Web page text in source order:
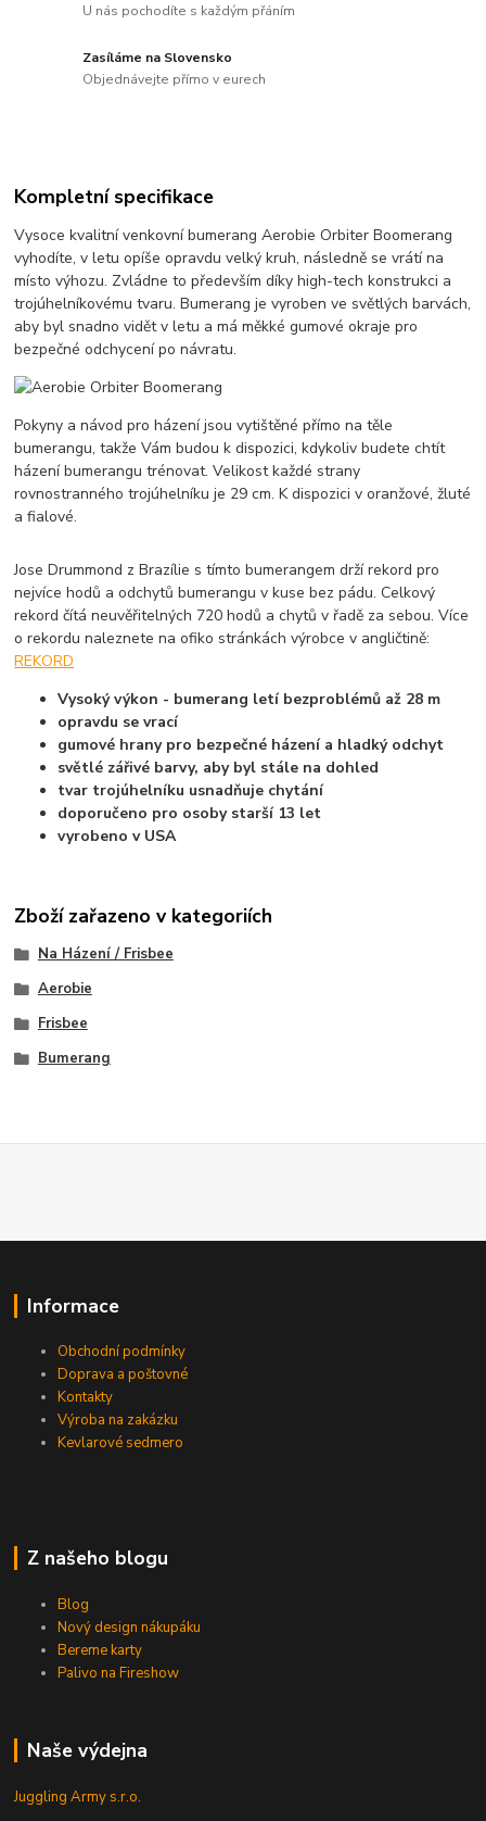
U nás pochodíte s každým přáním
Zasíláme na Slovensko
Objednávejte přímo v eurech
Kompletní specifikace
Vysoce kvalitní venkovní bumerang Aerobie Orbiter Boomerang
vyhodíte, v letu opíše opravdu velký kruh, následně se vrátí na
místo výhozu. Zvládne to především díky high-tech konstrukci a
trojúhelníkovému tvaru. Bumerang je vyroben ve světlých barvách,
aby byl snadno vidět v letu a má měkké gumové okraje pro
bezpečné odchycení po návratu.
Pokyny a návod pro házení jsou vytištěné přímo na těle
bumerangu, takže Vám budou k dispozici, kdykoliv budete chtít
házení bumerangu trénovat. Velikost každé strany
rovnostranného trojúhelníku je 29 cm. K dispozici v oranžové, žluté
a fialové.
Jose Drummond z Brazílie s tímto bumerangem drží rekord pro
nejvíce hodů a odchytů bumerangu v kuse bez pádu. Celkový
rekord čítá neuvěřitelných 720 hodů a chytů v řadě za sebou. Více
o rekordu naleznete na ofiko stránkách výrobce v angličtině:
REKORD
Vysoký výkon - bumerang letí bezproblémů až 28 m
opravdu se vrací
gumové hrany pro bezpečné házení a hladký odchyt
světlé zářivé barvy, aby byl stále na dohled
tvar trojúhelníku usnadňuje chytání
doporučeno pro osoby starší 13 let
vyrobeno v USA
Zboží zařazeno v kategoriích
Na Házení / Frisbee
Aerobie
Frisbee
Bumerang
Informace
Obchodní podmínky
Doprava a poštovné
Kontakty
Výroba na zakázku
Kevlarové sedmero
Z našeho blogu
Blog
Nový design nákupáku
Bereme karty
Palivo na Fireshow
Naše výdejna
Juggling Army s.r.o.